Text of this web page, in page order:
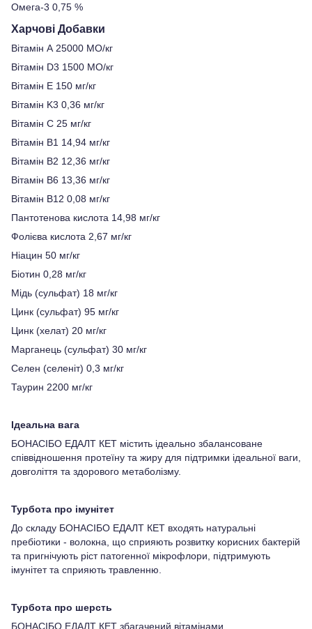
Омега-3 0,75 %
Харчові Добавки
Вітамін А 25000 МО/кг
Вітамін D3 1500 МО/кг
Вітамін E 150 мг/кг
Вітамін K3 0,36 мг/кг
Вітамін C 25 мг/кг
Вітамін B1 14,94 мг/кг
Вітамін B2 12,36 мг/кг
Вітамін B6 13,36 мг/кг
Вітамін B12 0,08 мг/кг
Пантотенова кислота 14,98 мг/кг
Фолієва кислота 2,67 мг/кг
Ніацин 50 мг/кг
Біотин 0,28 мг/кг
Мідь (сульфат) 18 мг/кг
Цинк (сульфат) 95 мг/кг
Цинк (хелат) 20 мг/кг
Марганець (сульфат) 30 мг/кг
Селен (селеніт) 0,3 мг/кг
Таурин 2200 мг/кг
Ідеальна вага
БОНАСІБО ЕДАЛТ КЕТ містить ідеально збалансоване
співвідношення протеїну та жиру для підтримки ідеальної ваги,
довголіття та здорового метаболізму.
Турбота про імунітет
До складу БОНАСІБО ЕДАЛТ КЕТ входять натуральні
пребіотики - волокна, що сприяють розвитку корисних бактерій
та пригнічують ріст патогенної мікрофлори, підтримують
імунітет та сприяють травленню.
Турбота про шерсть
БОНАСІБО ЕДАЛТ КЕТ збагачений вітамінами,